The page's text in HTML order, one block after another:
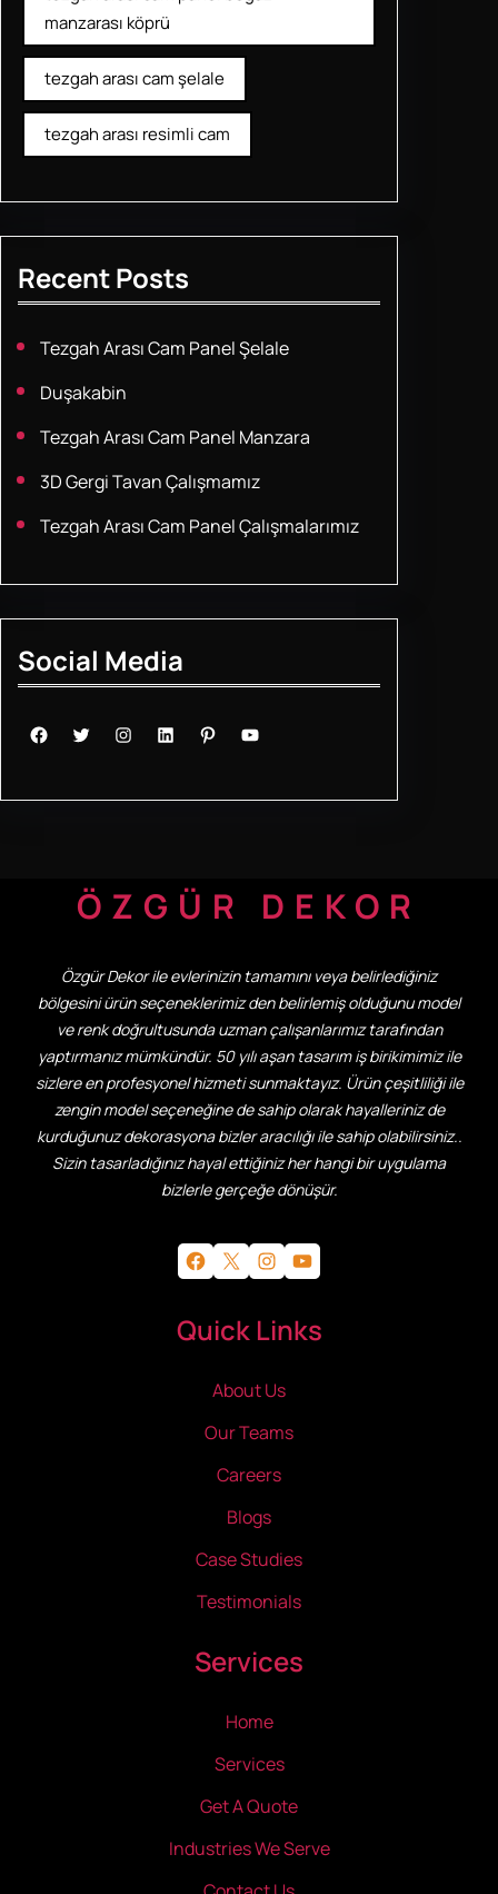
manzarası köprü
tezgah arası cam şelale
tezgah arası resimli cam
Recent Posts
Tezgah Arası Cam Panel Şelale
Duşakabin
Tezgah Arası Cam Panel Manzara
3D Gergi Tavan Çalışmamız
Tezgah Arası Cam Panel Çalışmalarımız
Social Media
Facebook Twitter Instagram LinkedIn Pinterest YouTube
ÖZGÜR DEKOR
Özgür Dekor ile evlerinizin tamamını veya belirlediğiniz
bölgesini ürün seçeneklerimiz den belirlemiş olduğunu model
ve renk doğrultusunda uzman çalışanlarımız tarafından
yaptırmanız mümkündür. 50 yılı aşan tasarım iş birikimimiz ile
sizlere en profesyonel hizmeti sunmaktayız. Ürün çeşitliliği ile
zengin model seçeneğine de sahip olarak hayalleriniz de
kurduğunuz dekorasyona bizler aracılığı ile sahip olabilirsiniz..
Sizin tasarladığınız hayal ettiğiniz her hangi bir uygulama
bizlerle gerçeğe dönüşür.
Facebook X Instagram YouTube
Quick Links
About Us
Our Teams
Careers
Blogs
Case Studies
Testimonials
Services
Home
Services
Get A Quote
Industries We Serve